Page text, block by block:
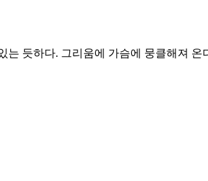
듯하다. 그리움에 가슴에 뭉클해져 온